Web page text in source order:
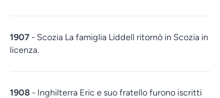
1907 - Scozia La famiglia Liddell ritornò in Scozia in
licenza.
1908 - Inghilterra Eric e suo fratello furono iscritti